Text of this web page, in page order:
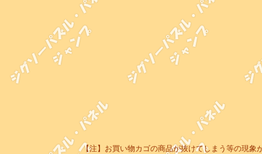
【注】お買い物カゴの商品が抜けてしまう等の現象